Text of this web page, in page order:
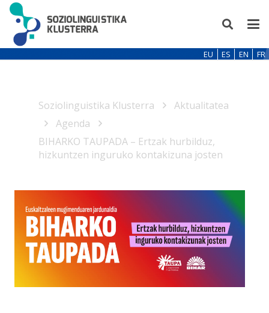
EU ES EN FR
Soziolinguistika Klusterra
Aktualitatea
Agenda
BIHARKO TAUPADA – Ertzak hurbilduz,
hizkuntzen inguruko kontakizuna josten